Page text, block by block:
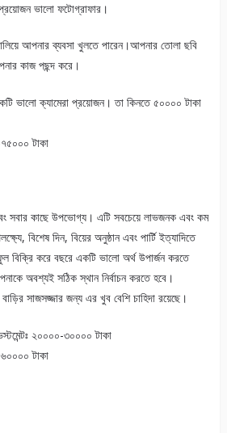
ভালো ফটোগ্রাফার।
আপনার ব্যবসা খুলতে পারেন।আপনার তোলা ছবি
কাজ পছন্দ করে।
ভালো ক্যামেরা প্রয়োজন। তা কিনতে ৫০০০০ টাকা
টাকা
সবার কাছে উপভোগ্য। এটি সবচেয়ে লাভজনক এবং কম
বিশেষ দিন, বিয়ের অনুষ্ঠান এবং পার্টি ইত্যাদিতে
বিক্রি করে বছরে একটি ভালো অর্থ উপার্জন করতে
অবশ্যই সঠিক স্থান নির্বাচন করতে হবে।
সাজসজ্জার জন্য এর খুব বেশি চাহিদা রয়েছে।
২০০০০-৩০০০০ টাকা
টাকা